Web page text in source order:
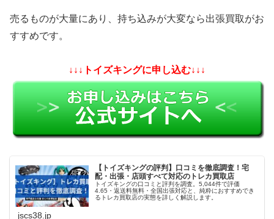
売るものが大量にあり、持ち込みが大変なら出張買取がお
すすめです。
↓↓↓トイズキングに申し込む↓↓↓
【トイズキングの評判】口コミを徹底調査！宅
配・出張・店頭すべて対応のトレカ買取店
トイズキングの口コミと評判を調査。5,044件で評価
4.65・返送料無料・全国出張対応と、純粋におすすめでき
るトレカ買取店の実態を詳しく解説します。
jscs38.jp